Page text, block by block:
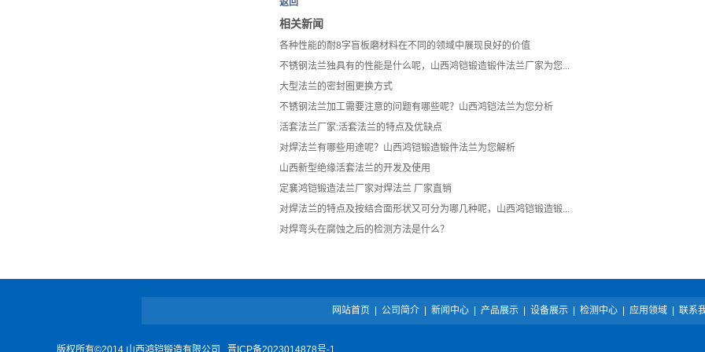
返回
相关新闻
各种性能的耐8字盲板磨材料在不同的领域中展现良好的价值
不锈钢法兰独具有的性能是什么呢，山西鸿铠锻造锻件法兰厂家为您...
大型法兰的密封圈更换方式
不锈钢法兰加工需要注意的问题有哪些呢？山西鸿铠法兰为您分析
活套法兰厂家:活套法兰的特点及优缺点
对焊法兰有哪些用途呢？山西鸿铠锻造锻件法兰为您解析
山西新型绝缘活套法兰的开发及使用
定襄鸿铠锻造法兰厂家对焊法兰 厂家直销
对焊法兰的特点及按结合面形状又可分为哪几种呢，山西鸿铠锻造锻...
对焊弯头在腐蚀之后的检测方法是什么？
网站首页 公司简介| 新闻中心| 产品展示| 设备展示| 检测中心| 应用领域| 联系
版权所有©2014 山西鸿铠锻造有限公司 晋ICP备2023014878号-1